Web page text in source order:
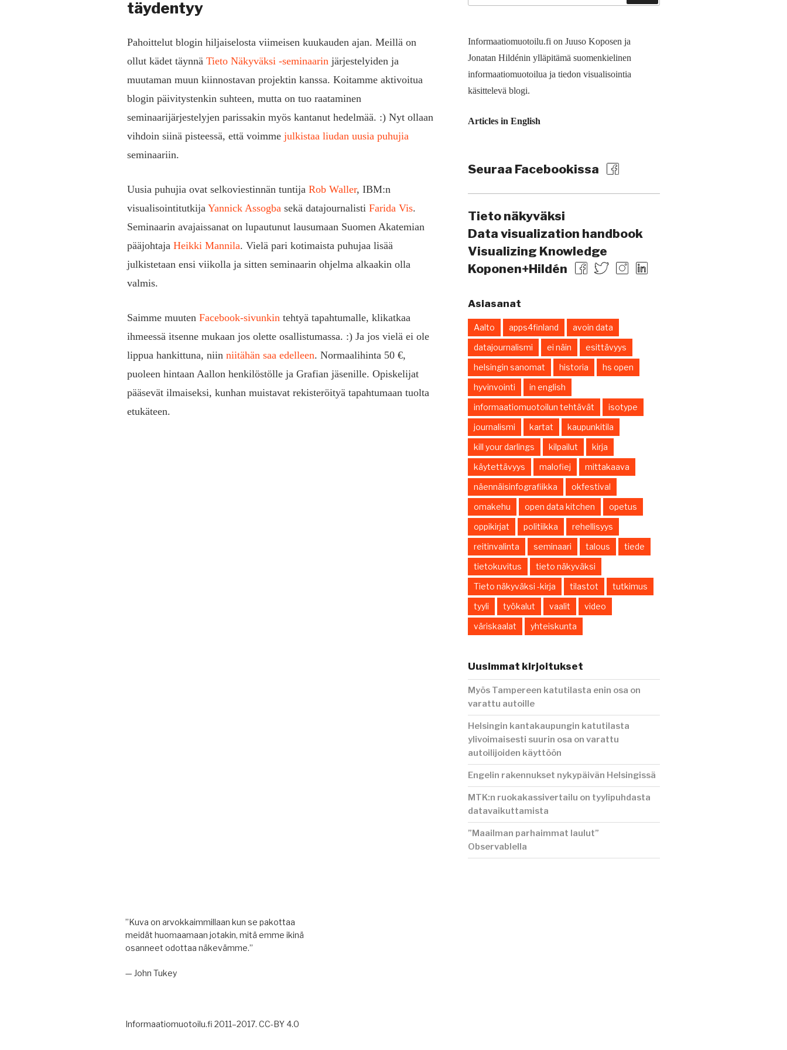
täydentyy
Pahoittelut blogin hiljaiselosta viimeisen kuukauden ajan. Meillä on
ollut kädet täynnä Tieto Näkyväksi -seminaarin järjestelyiden ja
muutaman muun kiinnostavan projektin kanssa. Koitamme aktivoitua
blogin päivitystenkin suhteen, mutta on tuo raataminen
seminaarijärjestelyjen parissakin myös kantanut hedelmää. :) Nyt ollaan
vihdoin siinä pisteessä, että voimme julkistaa liudan uusia puhujia
seminaariin.
Uusia puhujia ovat selkoviestinnän tuntija Rob Waller, IBM:n
visualisointitutkija Yannick Assogba sekä datajournalisti Farida Vis.
Seminaarin avajaissanat on lupautunut lausumaan Suomen Akatemian
pääjohtaja Heikki Mannila. Vielä pari kotimaista puhujaa lisää
julkistetaan ensi viikolla ja sitten seminaarin ohjelma alkaakin olla
valmis.
Saimme muuten Facebook-sivunkin tehtyä tapahtumalle, klikatkaa
ihmeessä itsenne mukaan jos olette osallistumassa. :) Ja jos vielä ei ole
lippua hankittuna, niin niitähän saa edelleen. Normaalihinta 50 €,
puoleen hintaan Aallon henkilöstölle ja Grafian jäsenille. Opiskelijat
pääsevät ilmaiseksi, kunhan muistavat rekisteröityä tapahtumaan tuolta
etukäteen.
Informaatiomuotoilu.fi on Juuso Koposen ja
Jonatan Hildénin ylläpitämä suomen­kielinen
informaatio­muotoilua ja tiedon visualisointia
käsittelevä blogi.
Articles in English
Seuraa Facebookissa
Tieto näkyväksi
Data visualization handbook
Visualizing Knowledge
Koponen+Hildén
Asiasanat
Aalto apps4finland
avoin data
datajournalismi
ei näin
esittävyys
helsingin sanomat
historia
hs open
hyvinvointi
in english
informaatiomuotoilun tehtävät
isotype
journalismi
kartat
kaupunkitila
kill your darlings
kilpailut
kirja
käytettävyys
malofiej
mittakaava
näennäisinfografiikka
okfestival
omakehu
open data kitchen
opetus
oppikirjat
politiikka
rehellisyys
reitinvalinta
seminaari talous
tiede
tietokuvitus
tieto näkyväksi
Tieto näkyväksi -kirja
tilastot
tutkimus
tyyli
työkalut vaalit
video
väriskaalat
yhteiskunta
Uusimmat kirjoitukset
Myös Tampereen katutilasta enin osa on
varattu autoille
Helsingin kantakaupungin katutilasta
ylivoimaisesti suurin osa on varattu
autoilijoiden käyttöön
Engelin rakennukset nykypäivän Helsingissä
MTK:n ruokakassivertailu on tyylipuhdasta
datavaikuttamista
”Maailman parhaimmat laulut”
Observablella
”Kuva on arvokkaimmillaan kun se pakottaa
meidät huomaamaan jotakin, mitä emme ikinä
osanneet odottaa näkevämme.”
— John Tukey
Informaatiomuotoilu.fi 2011–2017. CC-BY 4.0